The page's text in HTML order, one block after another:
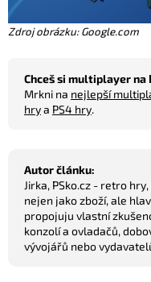
Zdroj obrázku: Google.com
Chceš si multiplayer
Mrkni na nejlepší
hrya PS4 hry.
Autor článku:
Jirka, PSko.cz - retro
nejen jako zboží, ale
propojuju vlastní
konzolí a ovladačů,
vývojářů nebo